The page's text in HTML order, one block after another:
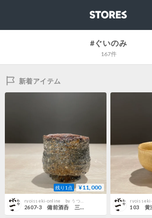
#ぐいのみ
167件
新着アイテム
残り1点 ¥11,000
2607-3 備前酒呑 三浦裕二